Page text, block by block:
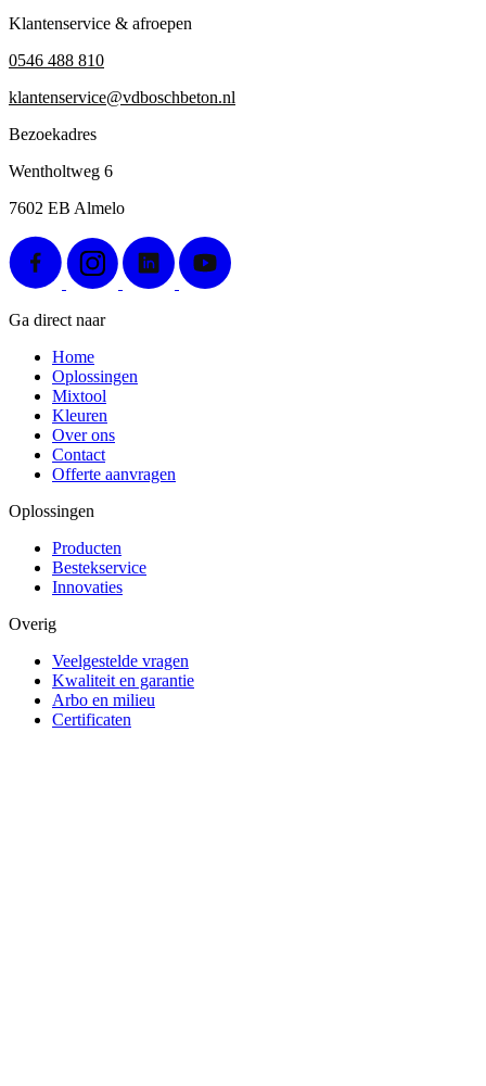
Klantenservice & afroepen
0546 488 810
klantenservice@vdboschbeton.nl
Bezoekadres
Wentholtweg 6
7602 EB Almelo
Ga direct naar
Home
Oplossingen
Mixtool
Kleuren
Over ons
Contact
Offerte aanvragen
Oplossingen
Producten
Bestekservice
Innovaties
Overig
Veelgestelde vragen
Kwaliteit en garantie
Arbo en milieu
Certificaten